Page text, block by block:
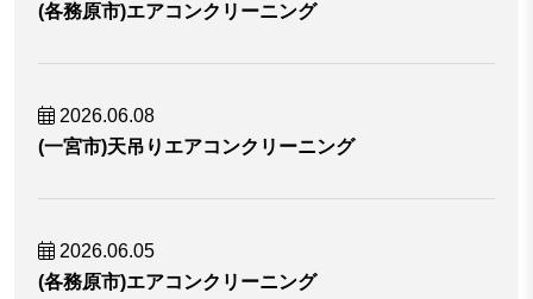
(各務原市)エアコンクリーニング
2026.06.08
(一宮市)天吊りエアコンクリーニング
2026.06.05
(各務原市)エアコンクリーニング